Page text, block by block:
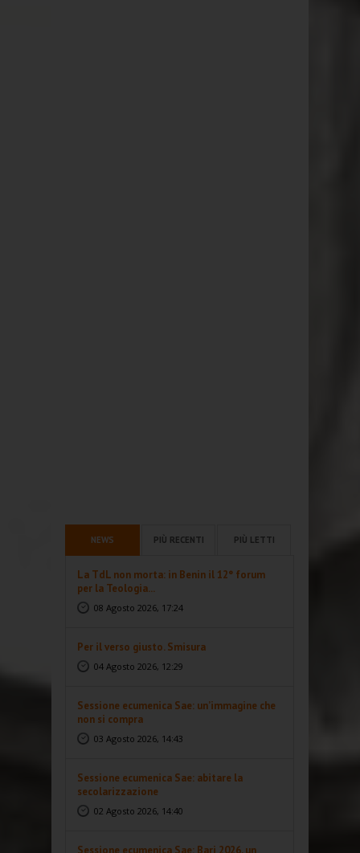
NEWS PIÙ RECENTI PIÙ LETTI
La TdL non morta: in Benin il 12° forum
per la Teologia...
08 Agosto 2026, 17:24
Per il verso giusto. Smisura
04 Agosto 2026, 12:29
Sessione ecumenica Sae: un’immagine che
non si compra
03 Agosto 2026, 14:43
Sessione ecumenica Sae: abitare la
secolarizzazione
02 Agosto 2026, 14:40
Sessione ecumenica Sae: Bari 2026, un